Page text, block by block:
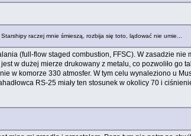
raczej mnie śmieszą, rozbija się toto, lądować nie umie...
(full-flow staged combustion, FFSC). W zasadzie nie
w dużej mierze drukowany z metalu, co pozwoliło go
w komorze 330 atmosfer. W tym celu wynaleziono u
RS-25 miały ten stosunek w okolicy 70 i